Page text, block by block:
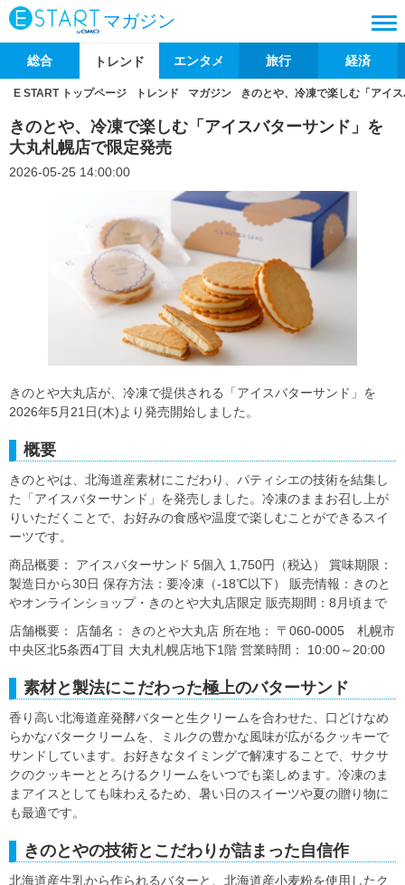
マガジン
総合 トレンド エンタメ 旅行 経済
E START トップページ トレンド マガジン きのとや、冷凍で楽しむ「アイ
きのとや、冷凍で楽しむ「アイスバターサンド」を
大丸札幌店で限定発売
2026-05-25 14:00:00
きのとや大丸店が、冷凍で提供される「アイスバターサンド」を
2026年5月21日(木)より発売開始しました。
概要
きのとやは、北海道産素材にこだわり、パティシエの技術を結集し
た「アイスバターサンド」を発売しました。冷凍のままお召し上が
りいただくことで、お好みの食感や温度で楽しむことができるスイ
ーツです。
商品概要： アイスバターサンド 5個入 1,750円（税込） 賞味期限：
製造日から30日 保存方法：要冷凍（-18℃以下） 販売情報：きのと
やオンラインショップ・きのとや大丸店限定 販売期間：8月頃まで
店舗概要： 店舗名： きのとや大丸店 所在地： 〒060-0005 札幌市
中央区北5条西4丁目 大丸札幌店地下1階 営業時間： 10:00～20:00
素材と製法にこだわった極上のバターサンド
香り高い北海道産発酵バターと生クリームを合わせた、口どけなめ
らかなバタークリームを、ミルクの豊かな風味が広がるクッキーで
サンドしています。お好きなタイミングで解凍することで、サクサ
クのクッキーととろけるクリームをいつでも楽しめます。冷凍のま
まアイスとしても味わえるため、暑い日のスイーツや夏の贈り物に
も最適です。
きのとやの技術とこだわりが詰まった自信作
北海道産生乳から作られるバターと、北海道産小麦粉を使用したク